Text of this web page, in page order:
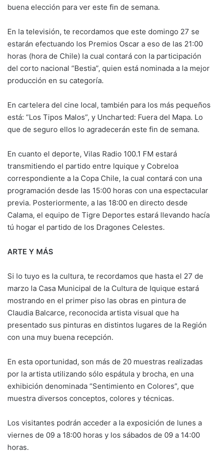
buena elección para ver este fin de semana.
En la televisión, te recordamos que este domingo 27 se
estarán efectuando los Premios Oscar a eso de las 21:00
horas (hora de Chile) la cual contará con la participación
del corto nacional “Bestia”, quien está nominada a la mejor
producción en su categoría.
En cartelera del cine local, también para los más pequeños
está: “Los Tipos Malos”, y Uncharted: Fuera del Mapa. Lo
que de seguro ellos lo agradecerán este fin de semana.
En cuanto el deporte, Vilas Radio 100.1 FM estará
transmitiendo el partido entre Iquique y Cobreloa
correspondiente a la Copa Chile, la cual contará con una
programación desde las 15:00 horas con una espectacular
previa. Posteriormente, a las 18:00 en directo desde
Calama, el equipo de Tigre Deportes estará llevando hacía
tú hogar el partido de los Dragones Celestes.
ARTE Y MÁS
Si lo tuyo es la cultura, te recordamos que hasta el 27 de
marzo la Casa Municipal de la Cultura de Iquique estará
mostrando en el primer piso las obras en pintura de
Claudia Balcarce, reconocida artista visual que ha
presentado sus pinturas en distintos lugares de la Región
con una muy buena recepción.
En esta oportunidad, son más de 20 muestras realizadas
por la artista utilizando sólo espátula y brocha, en una
exhibición denominada “Sentimiento en Colores”, que
muestra diversos conceptos, colores y técnicas.
Los visitantes podrán acceder a la exposición de lunes a
viernes de 09 a 18:00 horas y los sábados de 09 a 14:00
horas.